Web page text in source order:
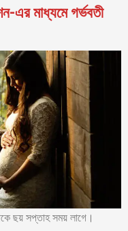
এর মাধ্যমে গর্ভবতী
ছয় সপ্তাহ সময় লাগে।